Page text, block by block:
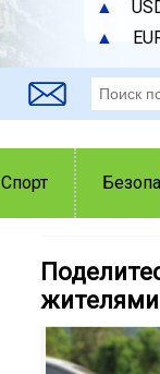
▲
▲
Спорт